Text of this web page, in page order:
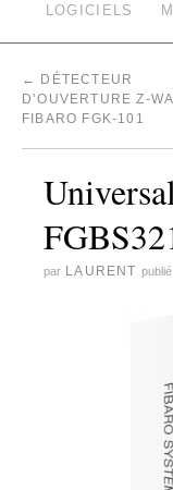
LOGICIELS
← DÉTECTEUR
D’OUVERTURE Z-
FIBARO FGK-101
par LAURENT